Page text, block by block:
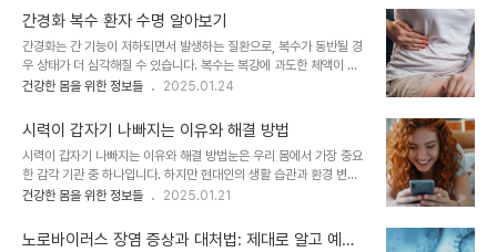
중요합니다. 혈당 수치를 안정적으로 ..
가래가 걸린 듯한 느낌의 주요 원인과 해결 방법을 자세히 다뤄 보겠습
니다.1. 목에 가래가 걸린 느낌의 주요 원인1) 감기 및 호흡기 질환감기
나 독감에 걸리면 점막에서 분비물이 증가하며 가래가 생깁니다.기침
이 동반되며, 가래가 목구멍에 남아 있는 듯한 느낌을 줄 수 있습니
다.2) 알레르기 반응꽃가루, 먼지, 동물 털 등 알레르기 유발 물질이 코
수 있습니다.3) 역류성..
간경화 복수 환자 수명 알아보기
간경화는 간 기능이 저하되면서 발생하는 질환으로, 복수가 동반될 경
우 상태가 더 심각해질 수 있습니다. 복수는 복강에 과도한 체액이 축
적되는 증상으로, 환자의 삶의 질과 생존율에 큰 영향을 미칩니다. 이
고, 병의 진행을 늦추는 방법과 관리 방안을 공유해 드리겠습니다.1. 간
경화와 복수: 질환의 이해간경화란 간 조직이 손상되고 섬유화되면서
정상적인 간 기능을 할 수 없게 되는 상태를 말합니다. 복수는 간경화
가 진행되면서 나타나는 합병증으로, 혈액 내 단백질과 전해질 불균형
이 주요 원인입니다.복수가 나타나는 이유:간 기능 저하로 인한 알부민
저하2. 간경화 복수 환자의 수명은..
건강한 몸을 위한 정보들 2025.01.24
시력이 갑자기 나빠지는 이유와 해결 방법
시력이 갑자기 나빠지는 이유와 해결 방법눈은 우리 몸에서 가장 중요
한 감각 기관 중 하나입니다. 하지만 현대인의 생활 습관과 환경 변화
로 인해 시력이 갑자기 나빠지는 경우가 점점 늘어나고 있습니다. 오늘
해 자세히 알아보겠습니다.1. 시력이 갑자기 나빠지는 주된 원인1) 디
건강한 몸을 위한 정보들 2025.01.21
노로바이러스 장염 증상과 대처법: 제대로 알고 예방